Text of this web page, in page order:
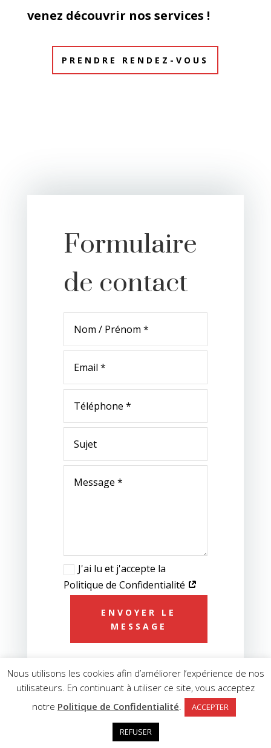
venez découvrir nos services !
PRENDRE RENDEZ-VOUS
Formulaire
de contact
J'ai lu et j'accepte la
Politique de Confidentialité
ENVOYER LE
MESSAGE
Copyright © 2023 - COMPTALYS -Politique de
Mentions Légales
Générales d'Utilisation
Nous utilisons les cookies afin d’améliorer l’expérience de nos
utilisateurs. En continuant à utiliser ce site, vous acceptez
notre Politique de Confidentialité. ACCEPTER
REFUSER